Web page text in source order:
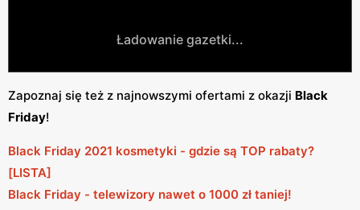
Ładowanie gazetki...
Zapoznaj się też z najnowszymi ofertami z okazji Black
Friday!
Black Friday 2021 kosmetyki - gdzie są TOP rabaty?
[LISTA]
Black Friday - telewizory nawet o 1000 zł taniej!